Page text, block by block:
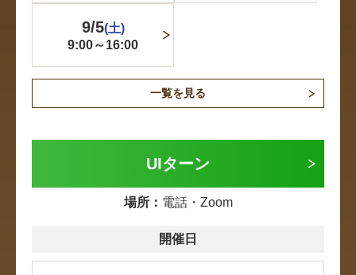
9/5(土)
9:00～16:00
一覧を見る
UIターン
場所： 電話・Zoom
開催日